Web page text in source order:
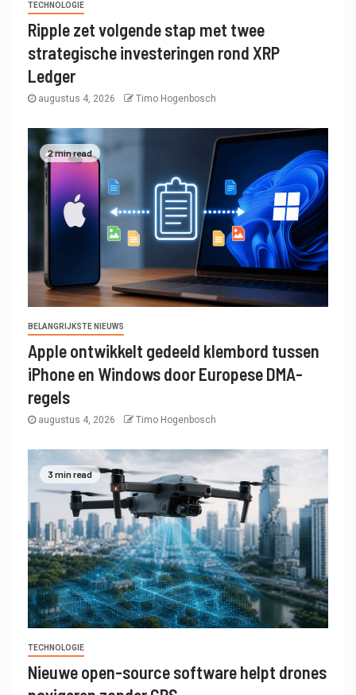
TECHNOLOGIE
Ripple zet volgende stap met twee
strategische investeringen rond XRP
Ledger
augustus 4, 2026 Timo Hogenbosch
2 min read
BELANGRIJKSTE NIEUWS
Apple ontwikkelt gedeeld klembord tussen
iPhone en Windows door Europese DMA-
regels
augustus 4, 2026 Timo Hogenbosch
3 min read
TECHNOLOGIE
Nieuwe open-source software helpt drones